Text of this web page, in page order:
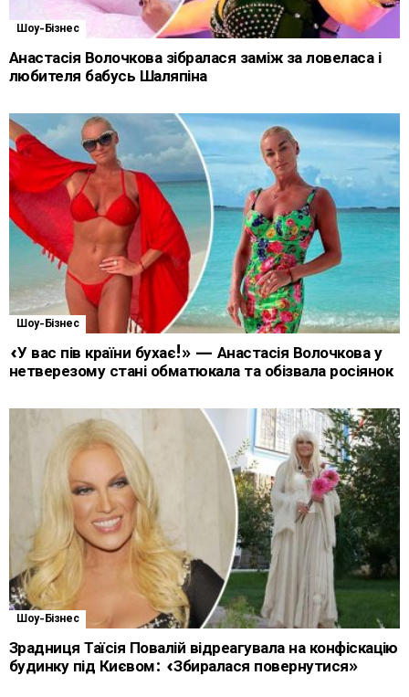
Шоу-Бізнес
Анастасія Волочкова зібралася заміж за ловеласа і
любителя бабусь Шаляпіна
Шоу-Бізнес
«У вас пів країни бухає!» — Анастасія Волочкова у
нетверезому стані обматюкала та обізвала росіянок
Шоу-Бізнес
Зрадниця Таїсія Повалій відреагувала на конфіскацію
будинку під Києвом: «Збиралася повернутися»